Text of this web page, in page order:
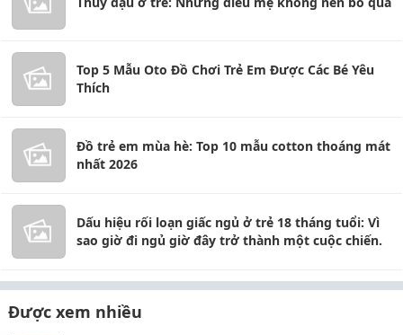
Top 5 Mẫu Oto Đồ Chơi Trẻ Em Được Các Bé Yêu
Thích
Đồ trẻ em mùa hè: Top 10 mẫu cotton thoáng mát
nhất 2026
Dấu hiệu rối loạn giấc ngủ ở trẻ 18 tháng tuổi: Vì
sao giờ đi ngủ giờ đây trở thành một cuộc chiến.
Được xem nhiều